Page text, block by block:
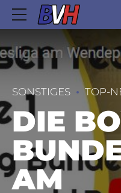
SONSTIGES TOP-
DIE
AM